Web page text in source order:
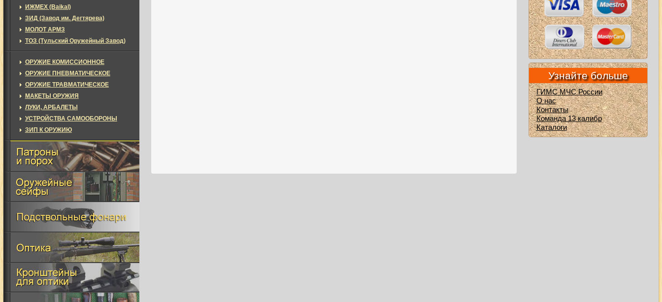
ИЖМЕХ (Baikal)
ЗИД (Завод им. Дегтярева)
МОЛОТ АРМЗ
ТОЗ (Тульский Оружейный Завод)
ОРУЖИЕ КОМИССИОННОЕ
ОРУЖИЕ ПНЕВМАТИЧЕСКОЕ
ОРУЖИЕ ТРАВМАТИЧЕСКОЕ
МАКЕТЫ ОРУЖИЯ
ЛУКИ, АРБАЛЕТЫ
УСТРОЙСТВА САМООБОРОНЫ
ЗИП К ОРУЖИЮ
Узнайте больше
ГИМС МЧС России
О нас
Контакты
Команда 13 калибр
Каталоги